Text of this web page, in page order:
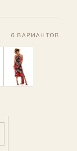
6 ВАРИАНТОВ